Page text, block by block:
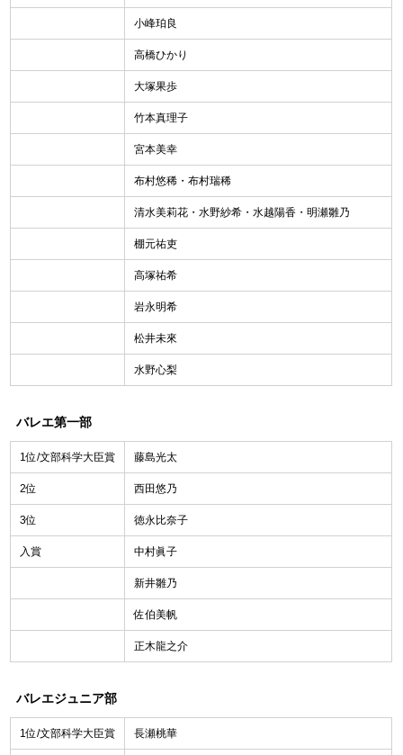
小峰珀良
高橋ひかり
大塚果歩
竹本真理子
宮本美幸
布村悠稀・布村瑞稀
清水美莉花・水野紗希・水越陽香・明瀬雛乃
棚元祐吏
高塚祐希
岩永明希
松井未來
水野心梨
バレエ第一部
1位/文部科学大臣賞 藤島光太
2位 西田悠乃
3位 徳永比奈子
入賞 中村眞子
新井雛乃
佐伯美帆
正木龍之介
バレエジュニア部
1位/文部科学大臣賞 長瀬桃華